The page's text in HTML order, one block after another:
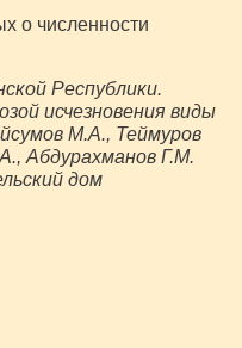
о численности
Республики.
исчезновения виды
М.А., Теймуров
Абдурахманов Г.М.
дом